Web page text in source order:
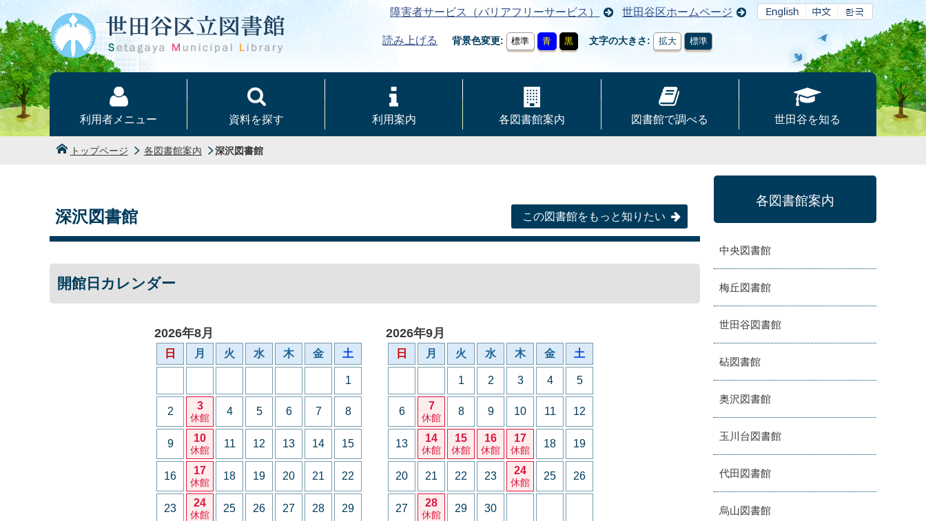
本文へ
障害者サービス（バリアフリーサービス） 世田谷区ホームページ
読み上げる 背景色変更 標準 青 黒 文字の大きさ 拡大 標準
利用者メニュー 資料を探す 利用案内 各図書館案内 図書館で調べる 世田谷を知る
トップページ 各図書館案内 深沢図書館
深沢図書館 この図書館をもっと知りたい
開館日カレンダー
2026年8月
日 月 火 水 木 金 土
1
2 3
休館
4 5 6 7 8
9 10
休館
11 12 13 14 15
16 17
休館
18 19 20 21 22
23 24
休館
25 26 27 28 29
2026年9月
日 月 火 水 木 金 土
1 2 3 4 5
6 7
休館
8 9 10 11 12
13 14
休館
15
休館
16
休館
17
休館
18 19
20 21 22 23 24
休館
25 26
27 28
休館
29 30
各図書館案内
中央図書館
梅丘図書館
世田谷図書館
砧図書館
奥沢図書館
玉川台図書館
代田図書館
烏山図書館